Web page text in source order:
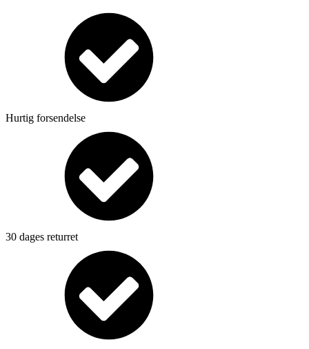
Hurtig forsendelse
30 dages returret